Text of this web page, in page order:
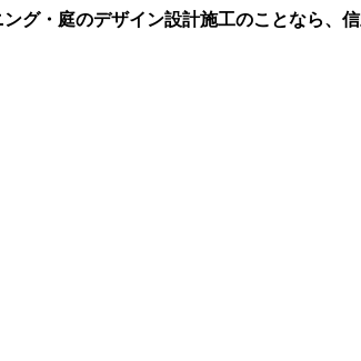
グ・庭のデザイン設計施工のことなら